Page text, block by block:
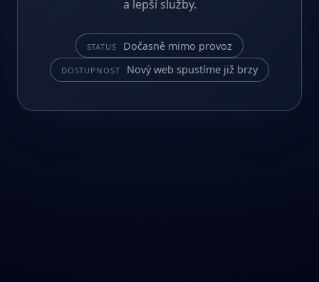
a lepší služby.
STATUS Dočasně mimo provoz
DOSTUPNOST Nový web spustíme již brzy